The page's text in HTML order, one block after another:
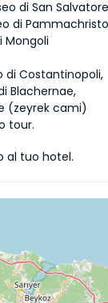
di San
di
Mongoli
di Costantinopoli,
Blachernae,
(zeyrek cami)
tour.
al tuo hotel.